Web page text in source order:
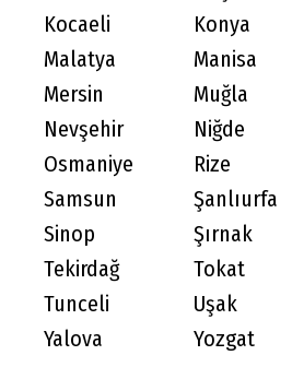
Kocaeli
Konya
Malatya
Manisa
Mersin
Muğla
Nevşehir
Niğde
Osmaniye
Rize
Samsun
Şanlıurfa
Sinop
Şırnak
Tekirdağ
Tokat
Tunceli
Uşak
Yalova
Yozgat